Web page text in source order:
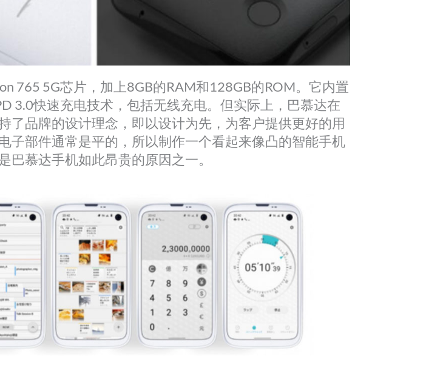
765 5G芯片，加上8GB的RAM和128GB的ROM。它内置
3.0快速充电技术，包括无线充电。但实际上，巴慕达在
了品牌的设计理念，即以设计为先，为客户提供更好的用
子部件通常是平的，所以制作一个看起来像凸的智能手机
巴慕达手机如此昂贵的原因之一。